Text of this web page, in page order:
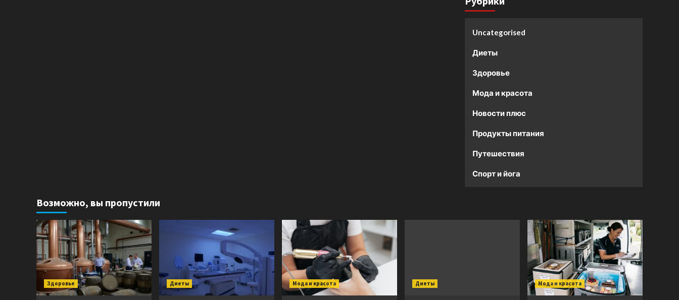
Uncategorised
Диеты
Здоровье
Мода и красота
Новости плюс
Продукты питания
Путешествия
Спорт и йога
Возможно, вы пропустили
Здоровье Диеты Мода и красота Диеты Мода и красота